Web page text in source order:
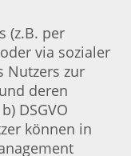
(z.B. per
via sozialer
Nutzers zur
deren
DSGVO
können in